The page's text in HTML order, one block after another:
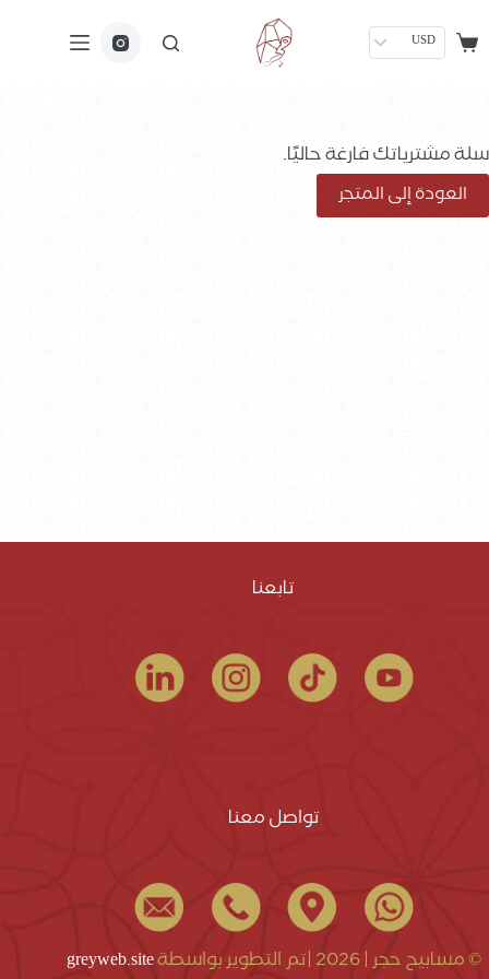
USD
سلة مشترياتك فارغة حاليًا.
العودة إلى المتجر
تابعنا
تواصل معنا
© مسابيح حجر | 2026 |تم التطوير بواسطة greyweb.site